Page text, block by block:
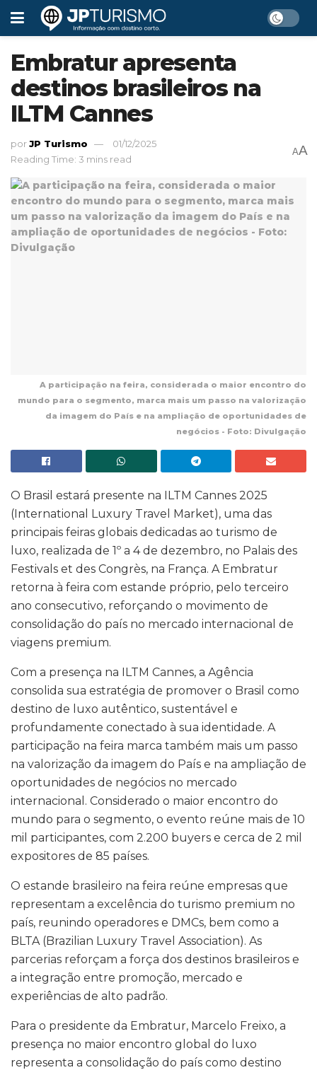
Embratur apresenta
destinos brasileiros na
ILTM Cannes
porJP Turismo
01/12/2025
Reading Time: 3 mins read
AA
A participação na feira, considerada o maior encontro do
mundo para o segmento, marca mais um passo na valorização
da imagem do País e na ampliação de oportunidades de
negócios - Foto: Divulgação
O Brasil estará presente na ILTM Cannes 2025
(International Luxury Travel Market), uma das
principais feiras globais dedicadas ao turismo de
luxo, realizada de 1º a 4 de dezembro, no Palais des
Festivals et des Congrès, na França. A Embratur
retorna à feira com estande próprio, pelo terceiro
ano consecutivo, reforçando o movimento de
consolidação do país no mercado internacional de
viagens premium.
Com a presença na ILTM Cannes, a Agência
consolida sua estratégia de promover o Brasil como
destino de luxo autêntico, sustentável e
profundamente conectado à sua identidade. A
participação na feira marca também mais um passo
na valorização da imagem do País e na ampliação de
oportunidades de negócios no mercado
internacional. Considerado o maior encontro do
mundo para o segmento, o evento reúne mais de 10
mil participantes, com 2.200 buyers e cerca de 2 mil
expositores de 85 países.
O estande brasileiro na feira reúne empresas que
representam a excelência do turismo premium no
país, reunindo operadores e DMCs, bem como a
BLTA (Brazilian Luxury Travel Association). As
parcerias reforçam a força dos destinos brasileiros e
a integração entre promoção, mercado e
experiências de alto padrão.
Para o presidente da Embratur, Marcelo Freixo, a
presença no maior encontro global do luxo
representa a consolidação do país como destino